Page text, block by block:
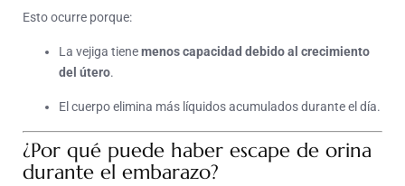
Esto ocurre porque:
La vejiga tienemenos capacidad debido al crecimiento
del útero.
El cuerpo elimina más líquidos acumulados durante el día.
¿Por qué puede haber escape de orina
durante el embarazo?